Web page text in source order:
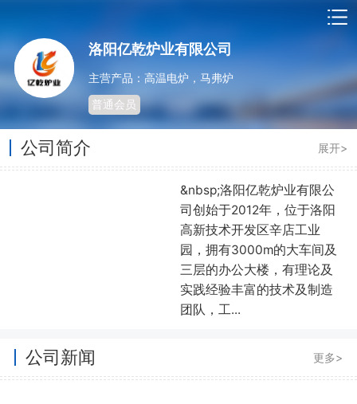
洛阳亿乾炉业有限公司
主营产品：高温电炉，马弗炉
普通会员
公司简介 展开>
&nbsp;洛阳亿乾炉业有限公
司创始于2012年，位于洛阳
高新技术开发区辛店工业
园，拥有3000m的大车间及
三层的办公大楼，有理论及
实践经验丰富的技术及制造
团队，工...
公司新闻 更多>